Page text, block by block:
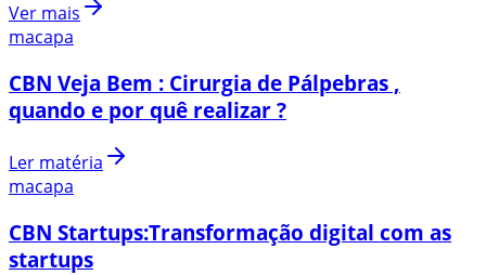
Ver mais
macapa
CBN Veja Bem : Cirurgia de Pálpebras ,
quando e por quê realizar ?
Ler matéria
macapa
CBN Startups:Transformação digital com as
startups